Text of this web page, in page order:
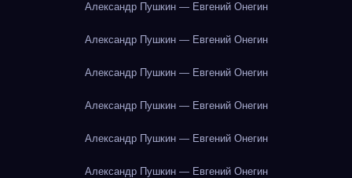
Александр Пушкин — Евгений Онегин
Александр Пушкин — Евгений Онегин
Александр Пушкин — Евгений Онегин
Александр Пушкин — Евгений Онегин
Александр Пушкин — Евгений Онегин
Александр Пушкин — Евгений Онегин